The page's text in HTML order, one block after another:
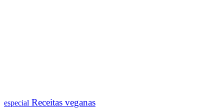
especial Receitas veganas